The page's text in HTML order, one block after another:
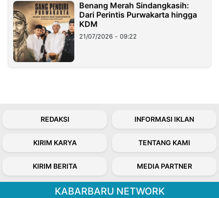
Benang Merah Sindangkasih:
Dari Perintis Purwakarta hingga
KDM
21/07/2026 - 09:22
REDAKSI INFORMASI IKLAN
KIRIM KARYA TENTANG KAMI
KIRIM BERITA MEDIA PARTNER
KABARBARU NETWORK